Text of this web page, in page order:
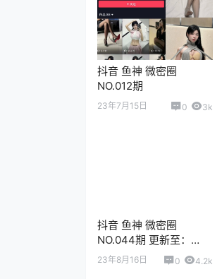
抖音 鱼神 微密圈
NO.012期
23年7月15日 0 3k
抖音 鱼神 微密圈
NO.044期 更新至：
2023.8.15
23年8月16日 0 4.2k